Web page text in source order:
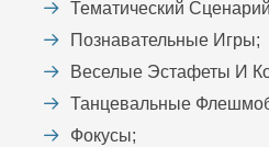
Тематический
Познавательные Игры;
Веселые Эстафеты И
Танцевальные
Фокусы;